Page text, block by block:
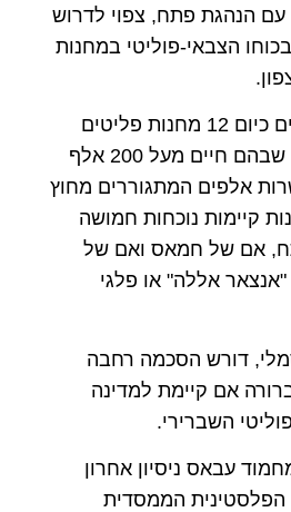
עם הנהגת פתח, צפוי לדרוש
הצבאי-פוליטי במחנות
בפועל, בלבנון קיימים כיום 12 מחנות פליטים
פלסטיניים רשמיים, שבהם חיים מעל 200 אלף
אלפים המתגוררים מחוץ
קיימות נוכחות חמושה
אם של חמאס ואם של
"אנצאר אללה" או פלגי
דורש הסכמה רחבה
אם קיימת למדינה
השברירי.
עבאס ניסיון אחרון
הממסדית